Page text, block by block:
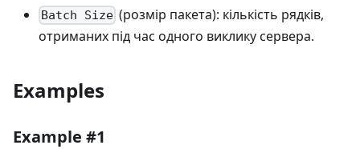
Batch Size (розмір пакета): кількість рядків,
отриманих під час одного виклику сервера.
Examples
Example #1